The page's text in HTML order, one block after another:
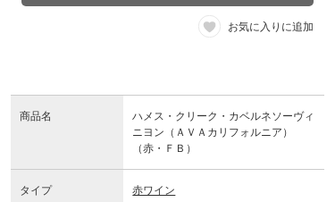
お気に入りに追加
商品名
ハメス・クリーク・カベルネソーヴィ
ニヨン（ＡＶＡカリフォルニア）
（赤・ＦＢ）
タイプ 赤ワイン